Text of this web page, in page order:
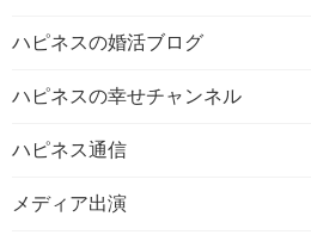
ハピネスの婚活ブログ
ハピネスの幸せチャンネル
ハピネス通信
メディア出演